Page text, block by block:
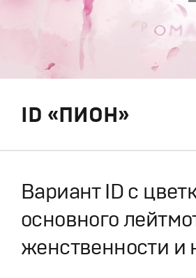
ID «ПИОН»
Вариант ID с
основного
женственности и